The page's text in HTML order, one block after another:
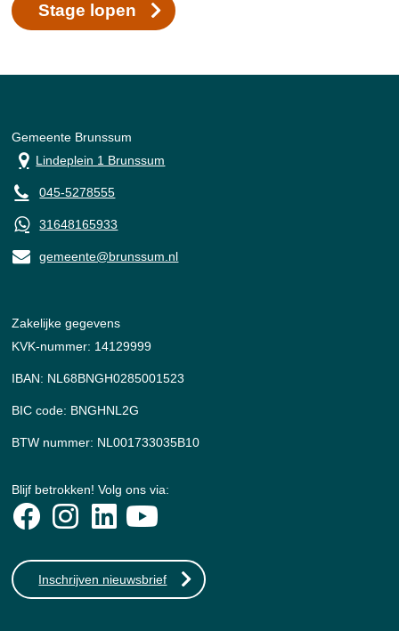
Stage lopen
Gemeente Brunssum
Lindeplein 1 Brunssum
045-5278555
31648165933
gemeente@brunssum.nl
Zakelijke gegevens
KVK-nummer: 14129999
IBAN: NL68BNGH0285001523
BIC code: BNGHNL2G
BTW nummer: NL001733035B10
Blijf betrokken! Volg ons via:
Inschrijven nieuwsbrief